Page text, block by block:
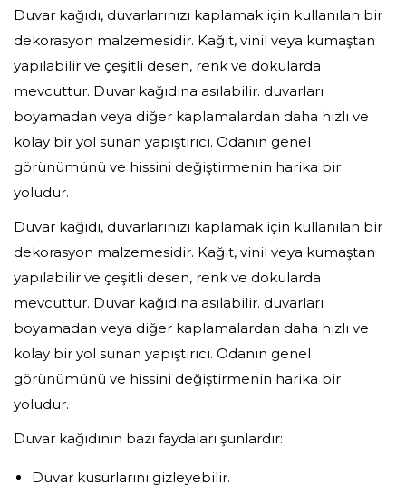
Duvar kağıdı, duvarlarınızı kaplamak için kullanılan bir
dekorasyon malzemesidir. Kağıt, vinil veya kumaştan
yapılabilir ve çeşitli desen, renk ve dokularda
mevcuttur. Duvar kağıdına asılabilir. duvarları
boyamadan veya diğer kaplamalardan daha hızlı ve
kolay bir yol sunan yapıştırıcı. Odanın genel
görünümünü ve hissini değiştirmenin harika bir
yoludur.
Duvar kağıdı, duvarlarınızı kaplamak için kullanılan bir
dekorasyon malzemesidir. Kağıt, vinil veya kumaştan
yapılabilir ve çeşitli desen, renk ve dokularda
mevcuttur. Duvar kağıdına asılabilir. duvarları
boyamadan veya diğer kaplamalardan daha hızlı ve
kolay bir yol sunan yapıştırıcı. Odanın genel
görünümünü ve hissini değiştirmenin harika bir
yoludur.
Duvar kağıdının bazı faydaları şunlardır:
Duvar kusurlarını gizleyebilir.